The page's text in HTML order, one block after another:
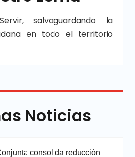
salvaguardando la
en todo el territorio
Noticias
consolida reducción